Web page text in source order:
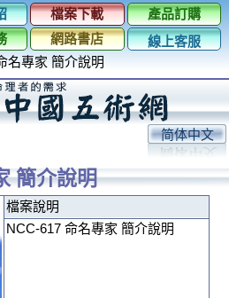
檔案下載
產品訂購
網路書店
線上客服
名專家 簡介說明
简体中文
簡介說明
檔案說明
NCC-617 命名專家 簡介說明